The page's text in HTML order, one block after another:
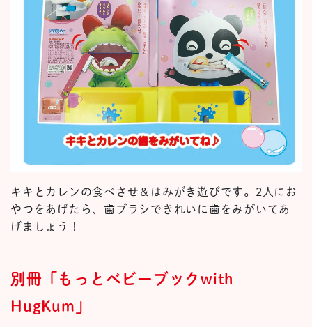
キキとカレンの食べさせ＆はみがき遊びです。2人にお
やつをあげたら、歯ブラシできれいに歯をみがいてあ
げましょう！
別冊「もっとベビーブックwith
HugKum」